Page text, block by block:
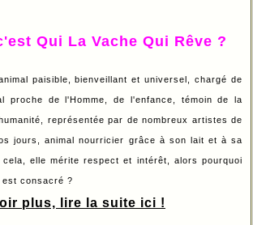
Qui La Vache Qui Rêve ?
paisible, bienveillant et universel, chargé de
proche de l'Homme, de l'enfance, témoin de la
représentée par de nombreux artistes de
jours, animal nourricier grâce à son lait et à sa
elle mérite respect et intérêt, alors pourquoi
consacré ?
plus, lire la suite ici !